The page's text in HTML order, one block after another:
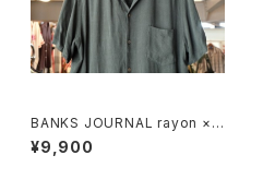
BANKS JOURNAL rayon ×li
nen open-collar Shirt
¥9,900